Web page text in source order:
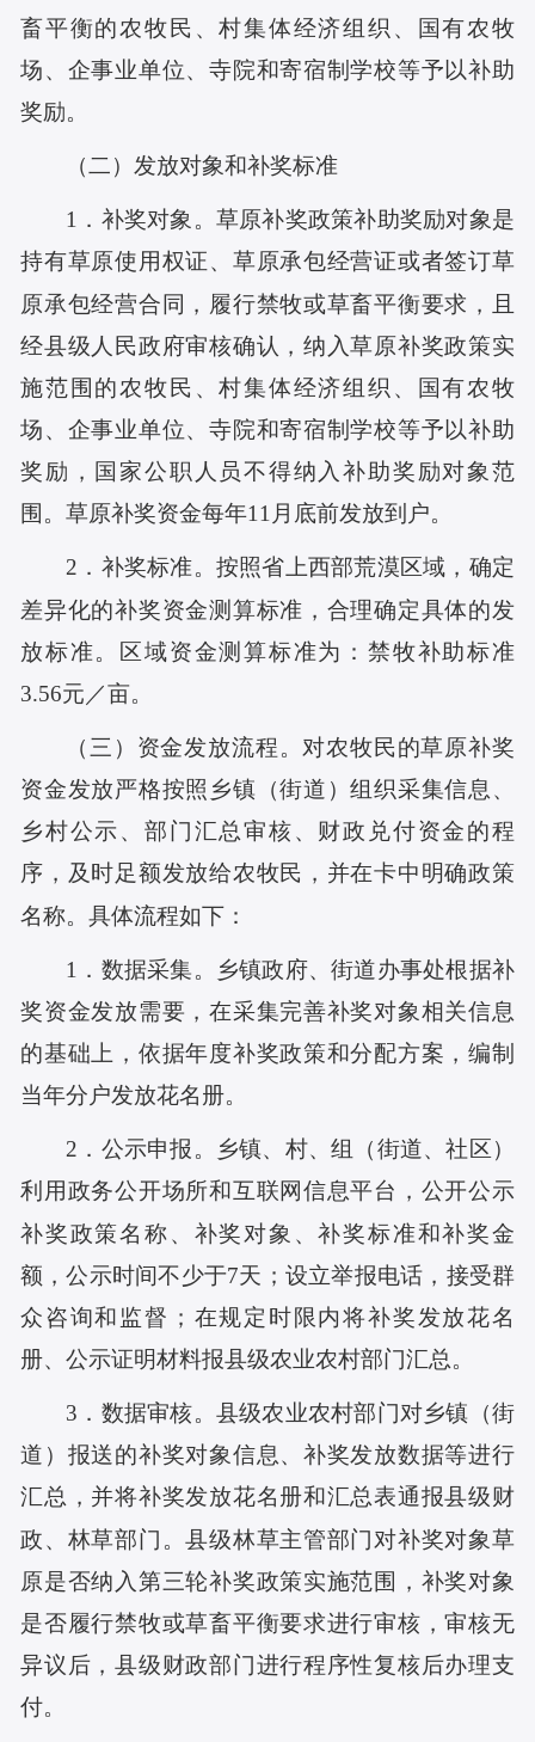
畜平衡的农牧民、村集体经济组织、
国有农牧
场、企事业单位、寺院和寄宿制学校等予以补助
奖励。
（二）发放对象和补奖标准
1．补奖对象。草原补奖政策补助奖励对象是
持有草原使用权证、草原承包经营证或者签订草
原承包经营合同，履行禁牧或草畜平衡要求，且
经县级人民政府审核确认，纳入草原补奖政策实
施范围的农牧民、村集体经济组织、国有农牧
场、企事业单位、寺院和寄宿制学校等予以补助
奖励，国家公职人员不得纳入补助奖励对象范
围。草原补奖资金每年11月底前发放到户。
2．补奖标准。按照省上西部荒漠区域，确定
差异化的补奖资金测算标准，合理确定具体的发
放标准。区域资金测算标准为：禁牧补助标准
3.56元／亩。
（三）资金发放流程。对农牧民的草原补奖
资金发放严格按照乡镇（街道）组织采集信息、
乡村公示、部门汇总审核、财政兑付资金的程
序，及时足额发放给农牧民，并在卡中明确政策
名称。具体流程如下：
1．数据采集。乡镇政府、街道办事处根据补
奖资金发放需要，在采集完善补奖对象相关信息
的基础上，依据年度补奖政策和分配方案，编制
当年分户发放花名册。
2．公示申报。乡镇、村、组（街道、社区）
利用政务公开场所和互联网信息平台，公开公示
补奖政策名称、补奖对象、补奖标准和补奖金
额，公示时间不少于7天；设立举报电话，接受群
众咨询和监督；在规定时限内将补奖发放花名
册、公示证明材料报县级农业农村部门汇总。
3．数据审核。县级农业农村部门对乡镇（街
道）报送的补奖对象信息、补奖发放数据等进行
汇总，并将补奖发放花名册和汇总表通报县级财
政、林草部门。县级林草主管部门对补奖对象草
原是否纳入第三轮补奖政策实施范围，补奖对象
是否履行禁牧或草畜平衡要求进行审核，审核无
异议后，县级财政部门进行程序性复核后办理支
付。